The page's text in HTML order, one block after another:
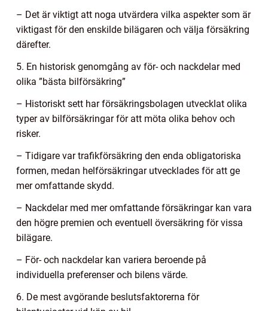
– Det är viktigt att noga utvärdera vilka aspekter som är
viktigast för den enskilde bilägaren och välja försäkring
därefter.
5. En historisk genomgång av för- och nackdelar med
olika ”bästa bilförsäkring”
– Historiskt sett har försäkringsbolagen utvecklat olika
typer av bilförsäkringar för att möta olika behov och
risker.
– Tidigare var trafikförsäkring den enda obligatoriska
formen, medan helförsäkringar utvecklades för att ge
mer omfattande skydd.
– Nackdelar med mer omfattande försäkringar kan vara
den högre premien och eventuell översäkring för vissa
bilägare.
– För- och nackdelar kan variera beroende på
individuella preferenser och bilens värde.
6. De mest avgörande beslutsfaktorerna för